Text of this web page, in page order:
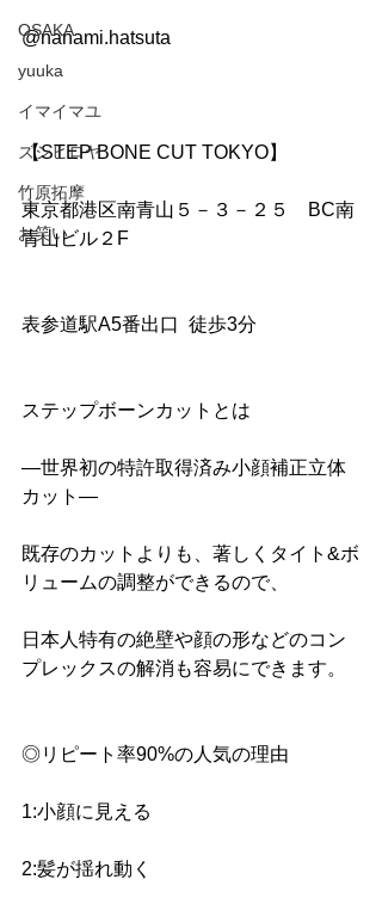
OSAKA
yuuka
イマイマユ
ズシヒロヤ
竹原拓摩
お笑い
@nanami.hatsuta
【STEP BONE CUT TOKYO】
東京都港区南青山５－３－２５　BC南
青山ビル２F
表参道駅A5番出口  徒歩3分
ステップボーンカットとは
―世界初の特許取得済み小顔補正立体
カット―
既存のカットよりも、著しくタイト&ボ
リュームの調整ができるので、
日本人特有の絶壁や顔の形などのコン
プレックスの解消も容易にできます。
◎リピート率90%の人気の理由
1:小顔に見える
2:髪が揺れ動く